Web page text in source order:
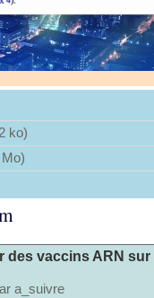
ko)
)
des vaccins ARN
a_suivre